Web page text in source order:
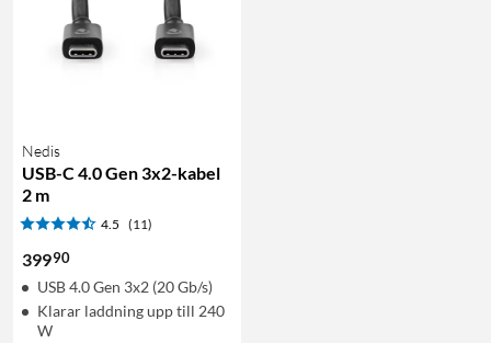
Nedis
USB-C 4.0 Gen 3x2-kabel
2 m
4.5 (11)
39990
USB 4.0 Gen 3x2 (20 Gb/s)
Klarar laddning upp till 240
W